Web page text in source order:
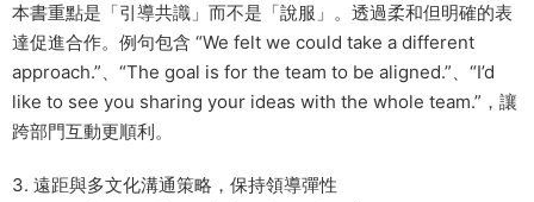
本書重點是「引導共識」而不是「說服」。透過柔和但明確的表
達促進合作。例句包含 “We felt we could take a different
approach.”、“The goal is for the team to be aligned.”、“I’d
like to see you sharing your ideas with the whole team.”，讓
跨部門互動更順利。
3. 遠距與多文化溝通策略，保持領導彈性